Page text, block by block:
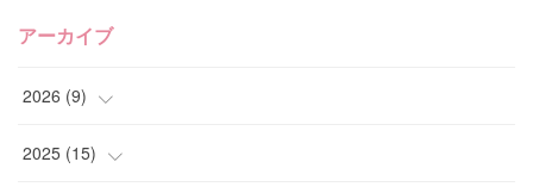
アーカイブ
2026 (9)
(4)
2025 (15)